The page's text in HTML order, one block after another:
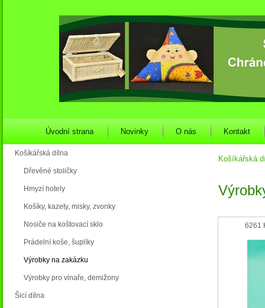
Úvodní strana Novinky O nás Kontakt
Košíkářská dílna
Dřevěné stoličky
Hmyzí hotely
Košíky, kazety, misky, zvonky
Nosiče na koštovací sklo
Prádelní koše, šuplíky
Výrobky na zakázku
Výrobky pro vinaře, demižony
Šicí dílna
Košíkářská
6261